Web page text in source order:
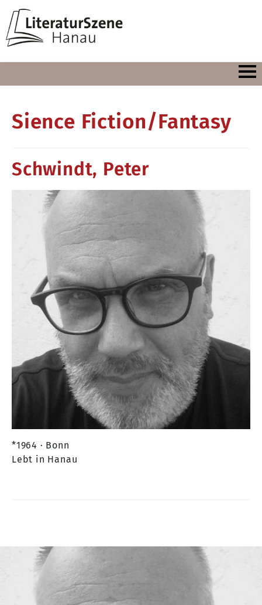
Sience Fiction/Fantasy
Schwindt, Peter
*1964 · Bonn
Lebt in Hanau